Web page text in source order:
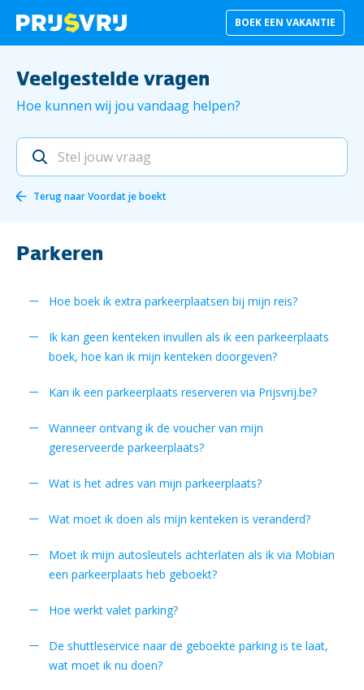
BOEK EEN VAKANTIE
Veelgestelde vragen
Hoe kunnen wij jou vandaag helpen?
Terug naarVoordat je boekt
Parkeren
Hoe boek ik extra parkeerplaatsen bij mijn reis?
Ik kan geen kenteken invullen als ik een parkeerplaats
boek, hoe kan ik mijn kenteken doorgeven?
Kan ik een parkeerplaats reserveren via Prijsvrij.be?
Wanneer ontvang ik de voucher van mijn
gereserveerde parkeerplaats?
Wat is het adres van mijn parkeerplaats?
Wat moet ik doen als mijn kenteken is veranderd?
Moet ik mijn autosleutels achterlaten als ik via Mobian
een parkeerplaats heb geboekt?
Hoe werkt valet parking?
De shuttleservice naar de geboekte parking is te laat,
wat moet ik nu doen?